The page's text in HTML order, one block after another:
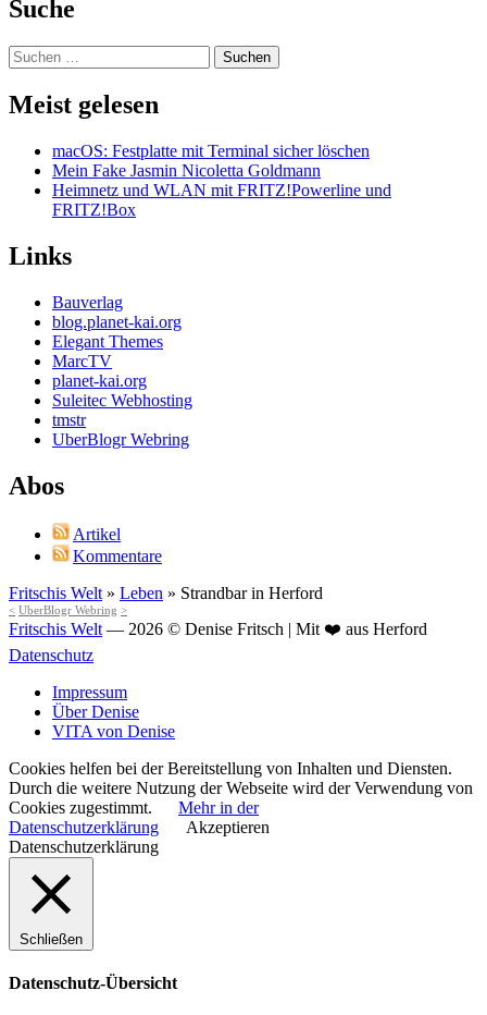
Suche
Suchen
nach:
Meist gelesen
macOS: Festplatte mit Terminal sicher löschen
Mein Fake Jasmin Nicoletta Goldmann
Heimnetz und WLAN mit FRITZ!Powerline und
FRITZ!Box
Links
Bauverlag
blog.planet-kai.org
Elegant Themes
MarcTV
planet-kai.org
Suleitec Webhosting
tmstr
UberBlogr Webring
Abos
Artikel
Kommentare
Fritschis Welt » Leben » Strandbar in Herford
< UberBlogr Webring >
Fritschis Welt — 2026 © Denise Fritsch | Mit ❤️ aus Herford
Datenschutz
Impressum
Über Denise
VITA von Denise
Cookies helfen bei der Bereitstellung von Inhalten und Diensten.
Durch die weitere Nutzung der Webseite wird der Verwendung von
Cookies zugestimmt.
Mehr in der
Datenschutzerklärung
Akzeptieren
Datenschutzerklärung
Schließen
Datenschutz-Übersicht